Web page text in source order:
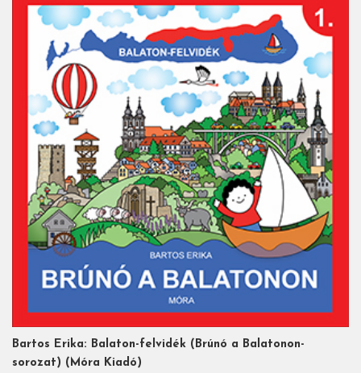
Bartos Erika: Balaton-felvidék (Brúnó a Balatonon-
sorozat) (Móra Kiadó)